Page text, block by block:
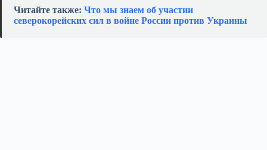
Читайте также: Что мы знаем об участии
северокорейских сил в войне России против Украины